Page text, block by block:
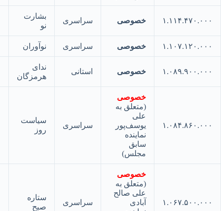
خصوصی سراسری
بشارت
خصوصی سراسری نوآوران
خصوصی استانی
هرمزگان
خصوصی
(متعلق به
یوسف‌پور
نماینده
مجلس)
سراسری
سیاست
خصوصی
(متعلق به
علی صالح
سراسری
ستاره